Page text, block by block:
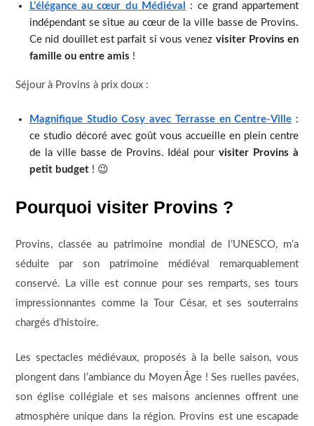
L’élégance au cœur du Médiéval
: ce grand appartement
indépendant se situe au cœur de la ville basse de Provins.
Ce nid douillet est parfait si vous venez visiter Provins en
famille ou entre amis !
Séjour à Provins à prix doux :
Magnifique Studio Cosy avec Terrasse en Centre-Ville :
ce studio décoré avec goût vous accueille en plein centre
de la ville basse de Provins. Idéal pourvisiter Provins à
petit budget! 😉
Pourquoi visiter Provins ?
Provins, classée au patrimoine mondial de l’UNESCO, m’a
séduite par son patrimoine médiéval remarquablement
conservé. La ville est connue pour ses remparts, ses tours
impressionnantes comme la Tour César, et ses souterrains
chargés d’histoire.
Les spectacles médiévaux, proposés à la belle saison, vous
plongent dans l’ambiance du Moyen Âge ! Ses ruelles pavées,
son église collégiale et ses maisons anciennes offrent une
atmosphère unique dans la région. Provins est une escapade